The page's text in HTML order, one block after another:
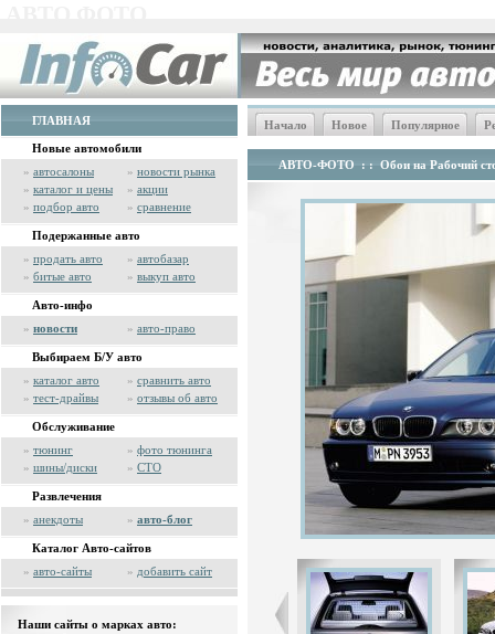
ГЛАВНАЯ
Новые автомобили
» автосалоны » новости рынка
» каталог и цены » акции
» подбор авто » сравнение
Подержанные авто
» продать авто » автобазар
» битые авто » выкуп авто
Авто-инфо
» новости » авто-право
Выбираем Б/У авто
» каталог авто » сравнить авто
» тест-драйвы » отзывы об авто
Обслуживание
» тюнинг » фото тюнинга
» шины/диски » СТО
Развлечения
» анекдоты » авто-блог
Каталог Авто-сайтов
» авто-сайты » добавить сайт
Наши сайты о марках авто:
Начало Новое Популярное
АВТО-ФОТО : : Обои на Рабочий